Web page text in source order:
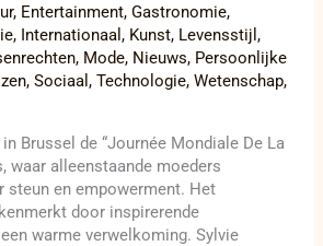
, Entertainment,Gastronomie,
, Internationaal, Kunst, Levensstijl,
, Mode, Nieuws, Persoonlijke
,Sociaal,Technologie,Wetenschap,
Brussel de “Journée Mondiale De La
waar alleenstaande moeders
steun en empowerment. Het
door inspirerende
warme verwelkoming. Sylvie